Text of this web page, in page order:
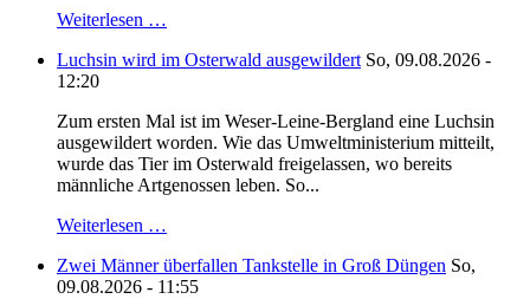
Weiterlesen …
Luchsin wird im Osterwald ausgewildert So, 09.08.2026 -
12:20
Zum ersten Mal ist im Weser-Leine-Bergland eine Luchsin
ausgewildert worden. Wie das Umweltministerium mitteilt,
wurde das Tier im Osterwald freigelassen, wo bereits
männliche Artgenossen leben. So...
Weiterlesen …
Zwei Männer überfallen Tankstelle in Groß Düngen So,
09.08.2026 - 11:55